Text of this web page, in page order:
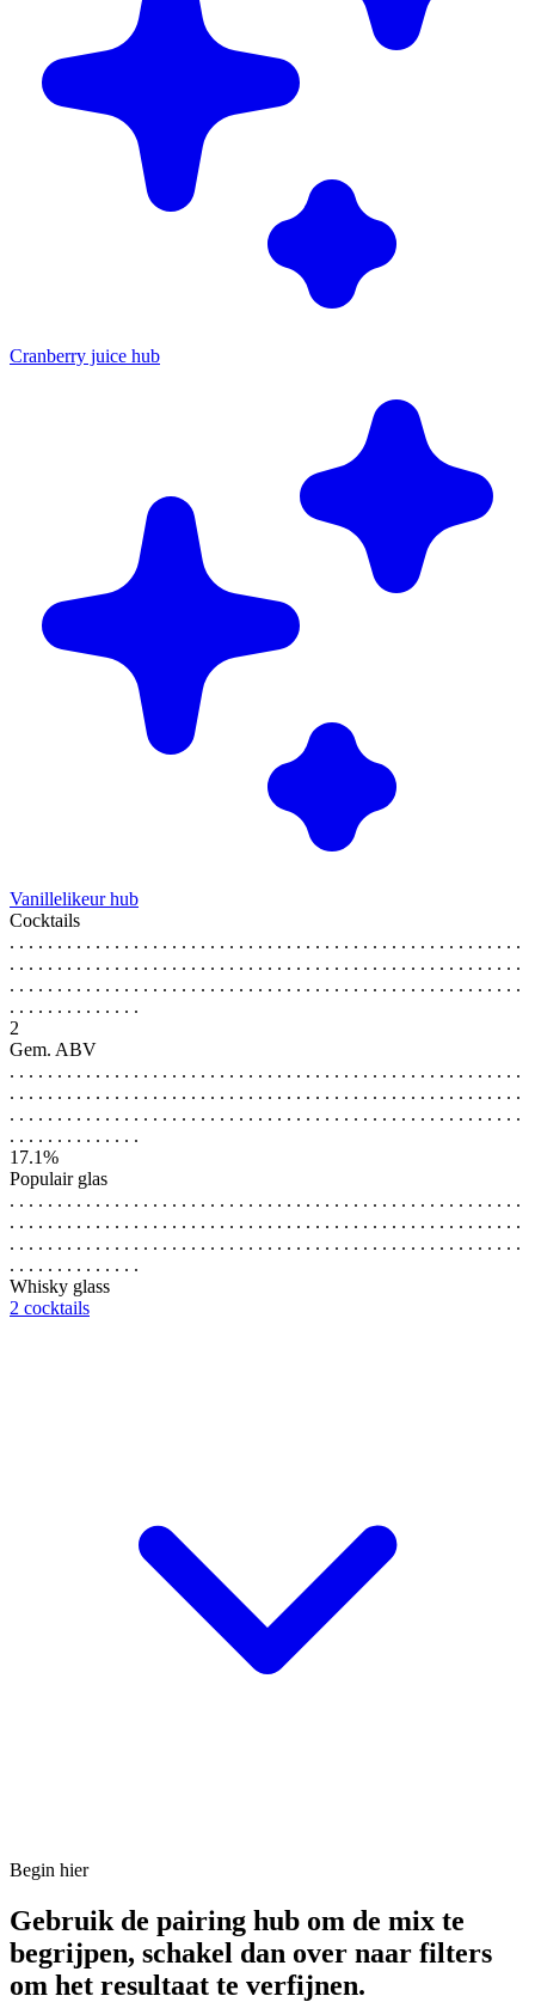
Cranberry juice hub
Vanillelikeur hub
Cocktails
. . . . . . . . . . . . . . . . . . . . . . . . . . . . . . . . . . . . . . . . . . . . . . . . . . . . . .
. . . . . . . . . . . . . . . . . . . . . . . . . . . . . . . . . . . . . . . . . . . . . . . . . . . . . .
. . . . . . . . . . . . . . . . . . . . . . . . . . . . . . . . . . . . . . . . . . . . . . . . . . . . . .
. . . . . . . . . . . . . .
2
Gem. ABV
. . . . . . . . . . . . . . . . . . . . . . . . . . . . . . . . . . . . . . . . . . . . . . . . . . . . . .
. . . . . . . . . . . . . . . . . . . . . . . . . . . . . . . . . . . . . . . . . . . . . . . . . . . . . .
. . . . . . . . . . . . . . . . . . . . . . . . . . . . . . . . . . . . . . . . . . . . . . . . . . . . . .
. . . . . . . . . . . . . .
17.1%
Populair glas
. . . . . . . . . . . . . . . . . . . . . . . . . . . . . . . . . . . . . . . . . . . . . . . . . . . . . .
. . . . . . . . . . . . . . . . . . . . . . . . . . . . . . . . . . . . . . . . . . . . . . . . . . . . . .
. . . . . . . . . . . . . . . . . . . . . . . . . . . . . . . . . . . . . . . . . . . . . . . . . . . . . .
. . . . . . . . . . . . . .
Whisky glass
2 cocktails
Begin hier
Gebruik de pairing hub om de mix te
begrijpen, schakel dan over naar filters
om het resultaat te verfijnen.